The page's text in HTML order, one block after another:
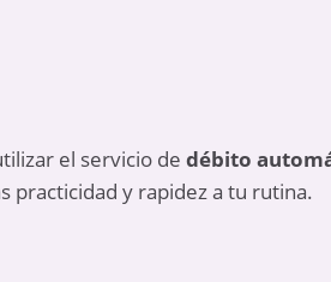
el servicio de débito
practicidad y rapidez a tu rutina.